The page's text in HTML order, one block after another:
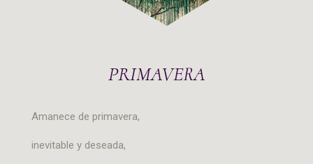
PRIMAVERA
Amanece de primavera,
inevitable y deseada,